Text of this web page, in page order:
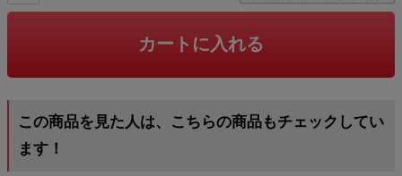
カートに入れる
この商品を見た人は、こちらの商品もチェックしてい
ます！